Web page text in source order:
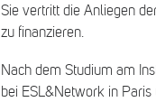
Sie vertritt die Anliegen
zu finanzieren.
Nach dem Studium am
bei ESL&Network in